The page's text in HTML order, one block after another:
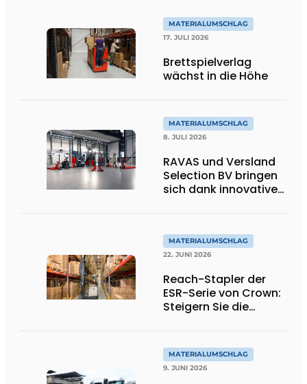
MATERIALUMSCHLAG
17. JULI 2026
Brettspielverlag
wächst in die Höhe
MATERIALUMSCHLAG
8. JULI 2026
RAVAS und Versland
Selection BV bringen
sich dank innovativer
auf ein höheres
Niveau
MATERIALUMSCHLAG
22. JUNI 2026
Reach-Stapler der
ESR-Serie von Crown:
Steigern Sie die
MATERIALUMSCHLAG
9. JUNI 2026